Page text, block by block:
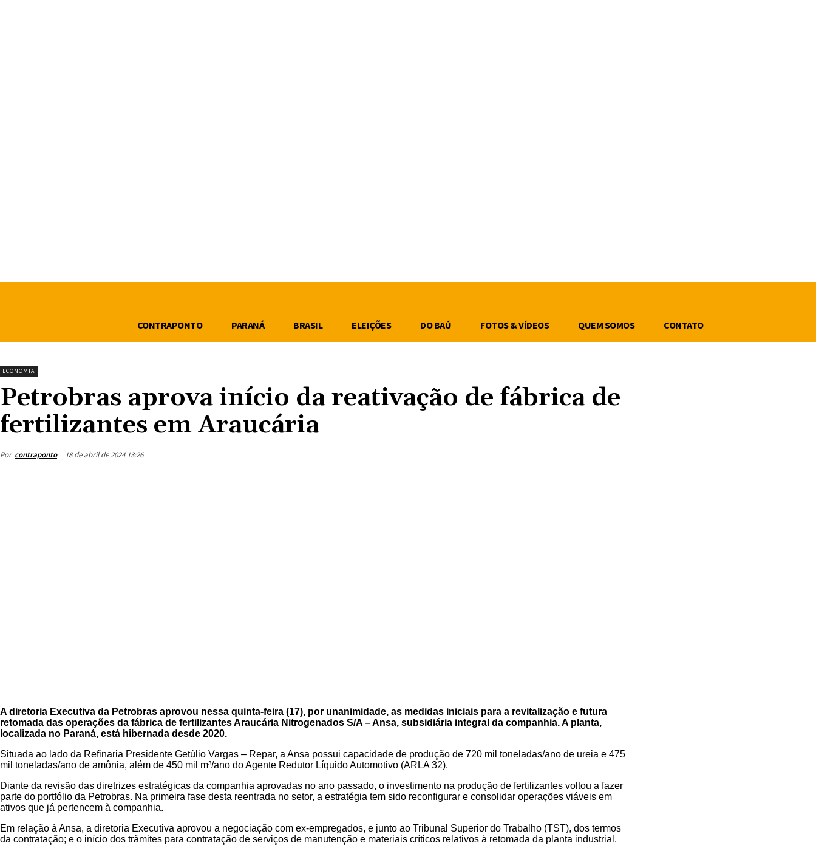
CONTRAPONTO PARANÁ BRASIL ELEIÇÕES DO BAÚ FOTOS & VÍDEOS QUEM SOMOS CONTATO
ECONOMIA
Petrobras aprova início da reativação de fábrica de
fertilizantes em Araucária
Por contraponto 18 de abril de 2024 13:26
A diretoria Executiva da Petrobras aprovou nessa quinta-feira (17), por unanimidade, as medidas iniciais para a revitalização e futura
retomada das operações da fábrica de fertilizantes Araucária Nitrogenados S/A – Ansa, subsidiária integral da companhia. A planta,
localizada no Paraná, está hibernada desde 2020.
Situada ao lado da Refinaria Presidente Getúlio Vargas – Repar, a Ansa possui capacidade de produção de 720 mil toneladas/ano de ureia e 475
mil toneladas/ano de amônia, além de 450 mil m³/ano do Agente Redutor Líquido Automotivo (ARLA 32).
Diante da revisão das diretrizes estratégicas da companhia aprovadas no ano passado, o investimento na produção de fertilizantes voltou a fazer
parte do portfólio da Petrobras. Na primeira fase desta reentrada no setor, a estratégia tem sido reconfigurar e consolidar operações viáveis em
ativos que já pertencem à companhia.
Em relação à Ansa, a diretoria Executiva aprovou a negociação com ex-empregados, e junto ao Tribunal Superior do Trabalho (TST), dos termos
da contratação; e o início dos trâmites para contratação de serviços de manutenção e materiais críticos relativos à retomada da planta industrial.